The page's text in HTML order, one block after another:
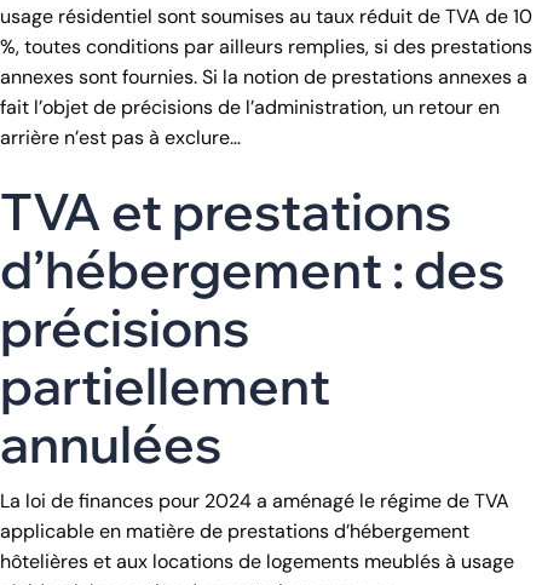
usage résidentiel sont soumises au taux réduit de TVA de 10
%, toutes conditions par ailleurs remplies, si des prestations
annexes sont fournies. Si la notion de prestations annexes a
fait l’objet de précisions de l’administration, un retour en
arrière n’est pas à exclure…
TVA et prestations
d’hébergement : des
précisions
partiellement
annulées
La loi de finances pour 2024 a aménagé le régime de TVA
applicable en matière de prestations d’hébergement
hôtelières et aux locations de logements meublés à usage